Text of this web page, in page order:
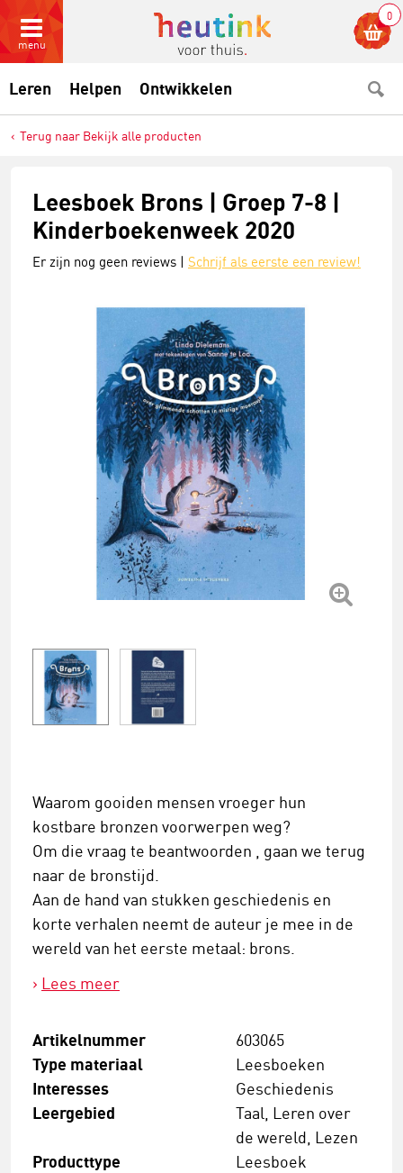
menu
0
Leren Helpen Ontwikkelen
Terug naar Bekijk alle producten
Leesboek Brons | Groep 7-8 |
Kinderboekenweek 2020
Er zijn nog geen reviews | Schrijf als eerste een review!
Waarom gooiden mensen vroeger hun
kostbare bronzen voorwerpen weg?
Om die vraag te beantwoorden , gaan we terug
naar de bronstijd.
Aan de hand van stukken geschiedenis en
korte verhalen neemt de auteur je mee in de
wereld van het eerste metaal: brons.
Lees meer
Artikelnummer 603065
Type materiaal Leesboeken
Interesses Geschiedenis
Leergebied
Taal, Leren over
de wereld, Lezen
Producttype Leesboek